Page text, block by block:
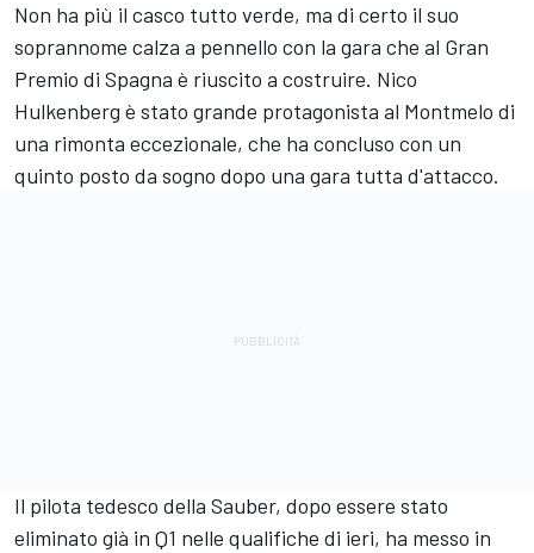
Non ha più il casco tutto verde, ma di certo il suo
soprannome calza a pennello con la gara che al Gran
Premio di Spagna è riuscito a costruire. Nico
Hulkenberg è stato grande protagonista al Montmelo di
una rimonta eccezionale, che ha concluso con un
quinto posto da sogno dopo una gara tutta d'attacco.
Il pilota tedesco della Sauber, dopo essere stato
eliminato già in Q1 nelle qualifiche di ieri, ha messo in